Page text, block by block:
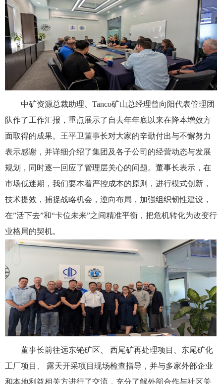
中矿资源总裁助理、Tanco矿山总经理曾向阳代表管理团
队作了工作汇报，重点展示了自去年年底以来在降本增效方
面取得的成果。王平卫董事长对大家的辛勤付出与不懈努力
表示感谢，并详细介绍了集团及各子公司的经营动态与发展
规划，同时逐一回应了管理层关心的问题。董事长表示，在
市场低迷期，我们要本着严控成本的原则，进行模式创新，
技术提效，捕捉战略机会，逆向布局，加强组织韧性建设，
在”活下去”和“卡位未来”之间精准平衡，把危机转化为改变行
业格局的契机。
董事长前往远东铯矿区、 西尾矿再处理项目、东尾矿化
工厂项目、 露天开采项目现场检查指导，并与多家外部企业
和本地利益相关方进行了交流，充分了解外部合作与社区关